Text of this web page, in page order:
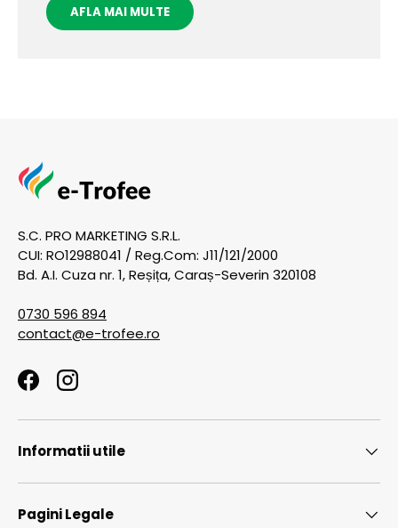
AFLA MAI MULTE
S.C. PRO MARKETING S.R.L.
CUI: RO12988041 / Reg.Com: J11/121/2000
Bd. A.I. Cuza nr. 1, Reșița, Caraș-Severin 320108
0730 596 894
contact@e-trofee.ro
FacebookInstagram
Informatii utile
Pagini Legale